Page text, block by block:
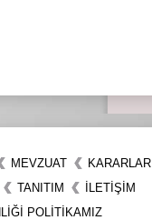
MEVZUAT KARARLAR
TANITIM
İLETIŞIM
POLİTİKAMIZ